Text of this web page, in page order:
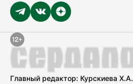
Главный редактор: Курскиева Х.А.